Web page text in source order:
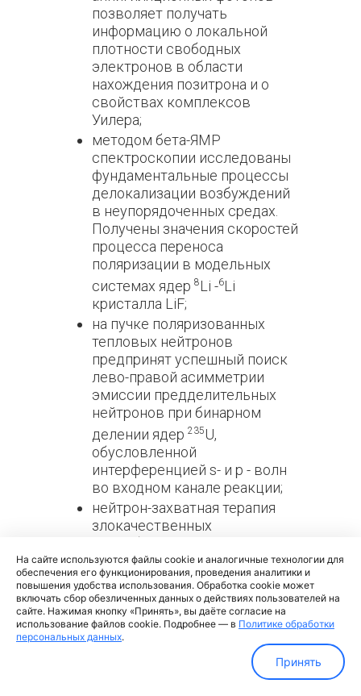
позволяет получать
информацию о локальной
плотности свободных
электронов в области
нахождения позитрона и о
свойствах комплексов
Уилера;
методом бета-ЯМР
спектроскопии исследованы
фундаментальные процессы
делокализации возбуждений
в неупорядоченных средах.
Получены значения скоростей
процесса переноса
поляризации в модельных
системах ядер 8 Li -6Li
кристалла LiF;
на пучке поляризованных
тепловых нейтронов
предпринят успешный поиск
лево-правой асимметрии
эмиссии предделительных
нейтронов при бинарном
делении ядер 235 U,
обусловленной
интерференцией s- и p - волн
во входном канале реакции;
нейтрон-захватная терапия
злокачественных
изучение и
экспериментальное
определение степени
выгорания ядерного топлива в
отработавших
тепловыделяющих сборках
На сайте используются файлы cookie и аналогичные технологии для
обеспечения его функционирования, проведения аналитики и
повышения удобства использования. Обработка cookie может
включать сбор обезличенных данных о действиях пользователей на
сайте. Нажимая кнопку «Принять», вы даёте согласие на
использование файлов cookie. Подробнее — в Политике обработки
персональных данных.
Принять